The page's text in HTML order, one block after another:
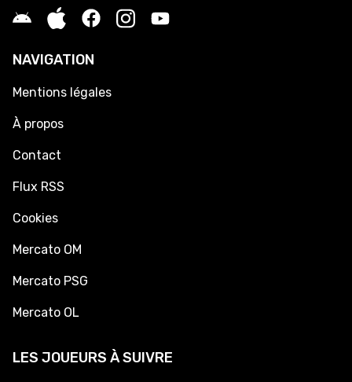
NAVIGATION
Mentions légales
À propos
Contact
Flux RSS
Cookies
Mercato OM
Mercato PSG
Mercato OL
LES JOUEURS À SUIVRE